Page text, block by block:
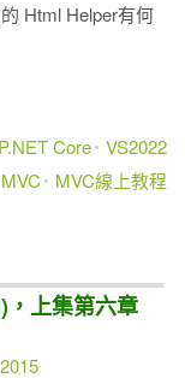
Html Helper有何
Core VS2022
MVC線上教程
上集第六章